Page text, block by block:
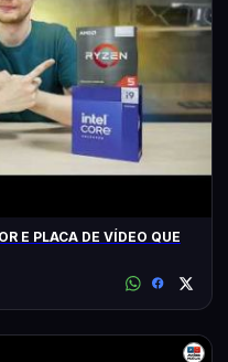
E PLACA DE VÍDEO QUE